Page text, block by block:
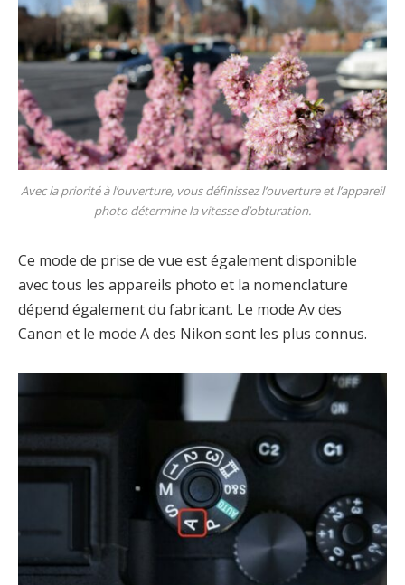
Avec la priorité à l’ouverture, vous définissez l’ouverture et l’appareil
photo détermine la vitesse d’obturation.
Ce mode de prise de vue est également disponible
avec tous les appareils photo et la nomenclature
dépend également du fabricant. Le mode Av des
Canon et le mode A des Nikon sont les plus connus.